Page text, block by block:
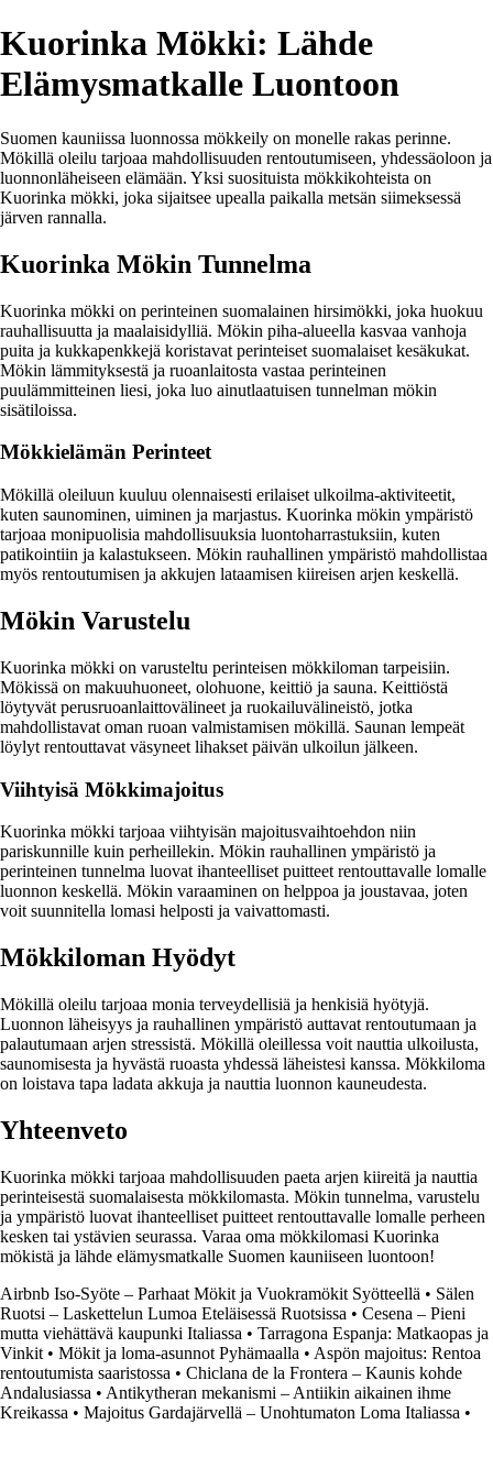
Kuorinka Mökki: Lähde
Elämysmatkalle Luontoon
Suomen kauniissa luonnossa mökkeily on monelle rakas perinne.
Mökillä oleilu tarjoaa mahdollisuuden rentoutumiseen, yhdessäoloon ja
luonnonläheiseen elämään. Yksi suosituista mökkikohteista on
Kuorinka mökki, joka sijaitsee upealla paikalla metsän siimeksessä
järven rannalla.
Kuorinka Mökin Tunnelma
Kuorinka mökki on perinteinen suomalainen hirsimökki, joka huokuu
rauhallisuutta ja maalaisidylliä. Mökin piha-alueella kasvaa vanhoja
puita ja kukkapenkkejä koristavat perinteiset suomalaiset kesäkukat.
Mökin lämmityksestä ja ruoanlaitosta vastaa perinteinen
puulämmitteinen liesi, joka luo ainutlaatuisen tunnelman mökin
sisätiloissa.
Mökkielämän Perinteet
Mökillä oleiluun kuuluu olennaisesti erilaiset ulkoilma-aktiviteetit,
kuten saunominen, uiminen ja marjastus. Kuorinka mökin ympäristö
tarjoaa monipuolisia mahdollisuuksia luontoharrastuksiin, kuten
patikointiin ja kalastukseen. Mökin rauhallinen ympäristö mahdollistaa
myös rentoutumisen ja akkujen lataamisen kiireisen arjen keskellä.
Mökin Varustelu
Kuorinka mökki on varusteltu perinteisen mökkiloman tarpeisiin.
Mökissä on makuuhuoneet, olohuone, keittiö ja sauna. Keittiöstä
löytyvät perusruoanlaittovälineet ja ruokailuvälineistö, jotka
mahdollistavat oman ruoan valmistamisen mökillä. Saunan lempeät
löylyt rentouttavat väsyneet lihakset päivän ulkoilun jälkeen.
Viihtyisä Mökkimajoitus
Kuorinka mökki tarjoaa viihtyisän majoitusvaihtoehdon niin
pariskunnille kuin perheillekin. Mökin rauhallinen ympäristö ja
perinteinen tunnelma luovat ihanteelliset puitteet rentouttavalle lomalle
luonnon keskellä. Mökin varaaminen on helppoa ja joustavaa, joten
voit suunnitella lomasi helposti ja vaivattomasti.
Mökkiloman Hyödyt
Mökillä oleilu tarjoaa monia terveydellisiä ja henkisiä hyötyjä.
Luonnon läheisyys ja rauhallinen ympäristö auttavat rentoutumaan ja
palautumaan arjen stressistä. Mökillä oleillessa voit nauttia ulkoilusta,
saunomisesta ja hyvästä ruoasta yhdessä läheistesi kanssa. Mökkiloma
on loistava tapa ladata akkuja ja nauttia luonnon kauneudesta.
Yhteenveto
Kuorinka mökki tarjoaa mahdollisuuden paeta arjen kiireitä ja nauttia
perinteisestä suomalaisesta mökkilomasta. Mökin tunnelma, varustelu
ja ympäristö luovat ihanteelliset puitteet rentouttavalle lomalle perheen
kesken tai ystävien seurassa. Varaa oma mökkilomasi Kuorinka
mökistä ja lähde elämysmatkalle Suomen kauniiseen luontoon!
Airbnb Iso-Syöte – Parhaat Mökit ja Vuokramökit Syötteellä • Sälen
Ruotsi – Laskettelun Lumoa Eteläisessä Ruotsissa • Cesena – Pieni
mutta viehättävä kaupunki Italiassa • Tarragona Espanja: Matkaopas ja
Vinkit • Mökit ja loma-asunnot Pyhämaalla • Aspön majoitus: Rentoa
rentoutumista saaristossa • Chiclana de la Frontera – Kaunis kohde
Andalusiassa • Antikytheran mekanismi – Antiikin aikainen ihme
Kreikassa • Majoitus Gardajärvellä – Unohtumaton Loma Italiassa •